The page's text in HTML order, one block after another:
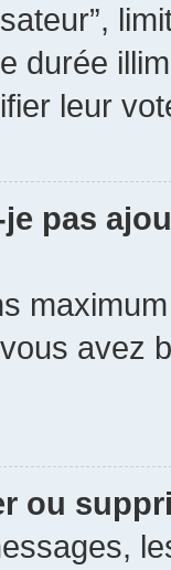
durée
leur
pas
avez
ou